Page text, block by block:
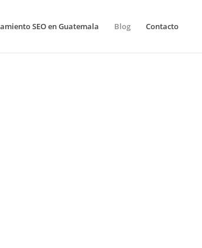
SEO en Guatemala Blog Contacto